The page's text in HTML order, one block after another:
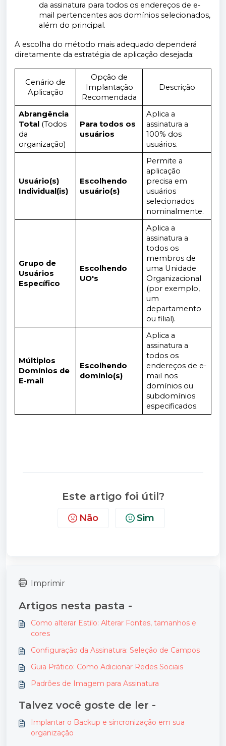
da assinatura para todos os endereços de e-
mail pertencentes aos domínios selecionados,
além do principal.
A escolha do método mais adequado dependerá
diretamente da estratégia de aplicação desejada:
Cenário de
Aplicação
Opção de
Implantação
Recomendada
Descrição
Abrangência
Total(Todos
da
organização)
Para todos os
usuários
Aplica a
assinatura a
100% dos
usuários.
Usuário(s)
Individual(is)
Escolhendo
usuário(s)
Permite a
aplicação
precisa em
usuários
selecionados
nominalmente.
Grupo de
Usuários
Específico
Escolhendo
UO's
Aplica a
assinatura a
todos os
membros de
uma Unidade
Organizacional
(por exemplo,
um
departamento
ou filial).
Múltiplos
Domínios de
E-mail
Escolhendo
domínio(s)
Aplica a
assinatura a
todos os
endereços de e-
mail nos
domínios ou
subdomínios
especificados.
Este artigo foi útil?
Não Sim
Imprimir
Artigos nesta pasta -
Como alterar Estilo: Alterar Fontes, tamanhos e
cores
Configuração da Assinatura: Seleção de Campos
Guia Prático: Como Adicionar Redes Sociais
Padrões de Imagem para Assinatura
Talvez você goste de ler -
Implantar o Backup e sincronização em sua
organização